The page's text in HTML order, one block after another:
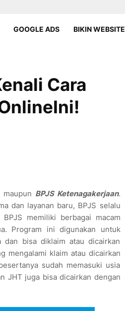
GOOGLE ADS BIKIN WEBSITE
Cara
maupun BPJS Ketenagakerjaan.
dan layanan baru, BPJS selalu
memiliki berbagai macam
Program ini digunakan untuk
dan bisa diklaim atau dicairkan
mengalami klaim atau dicairkan
sudah memasuki usia
JHT juga bisa dicairkan dengan